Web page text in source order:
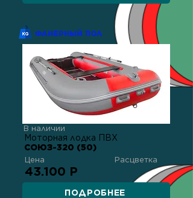
ФАНЕРНЫЙ ПОЛ
В наличии
Моторная лодка ПВХ
СОЮЗ-320 (50)
Цена Расцветка
43.100 Р
ПОДРОБНЕЕ